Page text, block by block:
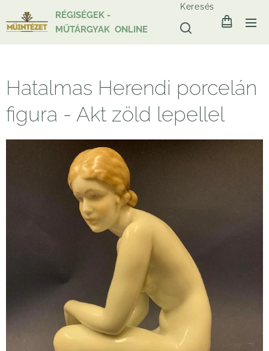
RÉGISÉGEK -
MŰTÁRGYAK ONLINE
Keresés
Hatalmas Herendi porcelán
figura - Akt zöld lepellel